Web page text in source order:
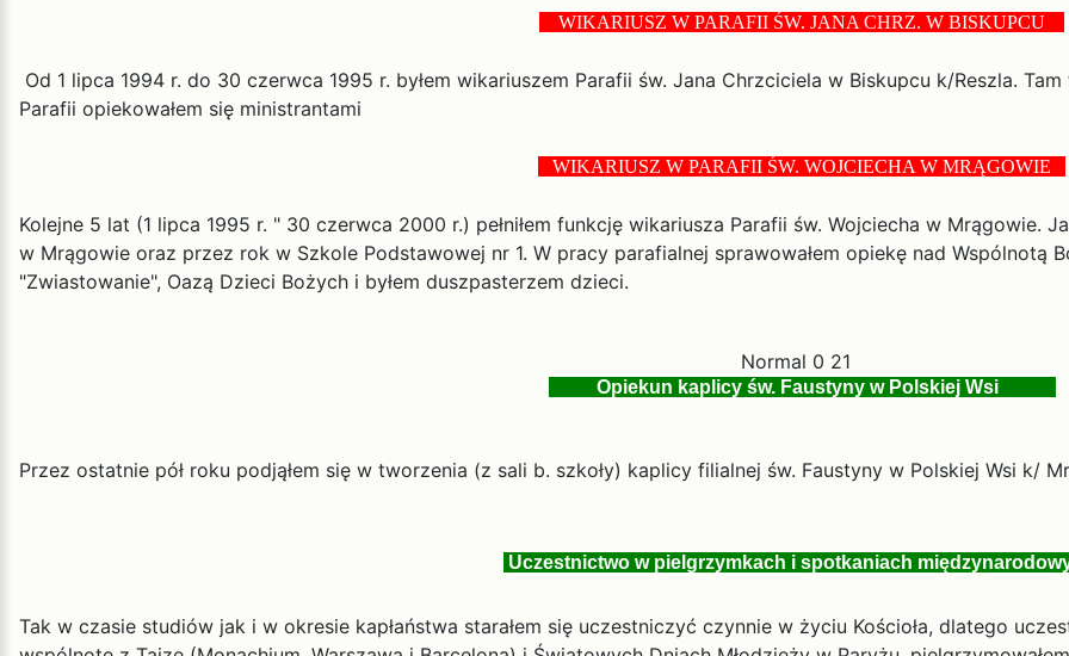
WIKARIUSZ W PARAFII ŚW. JANA CHRZ. W BISKUPCU
Od 1 lipca 1994 r. do 30 czerwca 1995 r. byłem wikariuszem Parafii św. Jana Chrzciciela w Biskupcu k/Reszla.
Parafii opiekowałem się ministrantami
WIKARIUSZ W PARAFII ŚW. WOJCIECHA W MRĄGOWIE
Kolejne 5 lat (1 lipca 1995 r. " 30 czerwca 2000 r.) pełniłem funkcję wikariusza Parafii św. Wojciecha w Mrągowie.
w Mrągowie oraz przez rok w Szkole Podstawowej nr 1. W pracy parafialnej sprawowałem opiekę nad Wspólnotą
"Zwiastowanie", Oazą Dzieci Bożych i byłem duszpasterzem dzieci.
Normal 0 21
Opiekun kaplicy św. Faustyny w Polskiej Wsi
Przez ostatnie pół roku podjąłem się w tworzenia (z sali b. szkoły) kaplicy filialnej św. Faustyny w Polskiej Wsi k/
Uczestnictwo w pielgrzymkach i spotkaniach
Tak w czasie studiów jak i w okresie kapłaństwa starałem się uczestniczyć czynnie w życiu Kościoła, dlatego